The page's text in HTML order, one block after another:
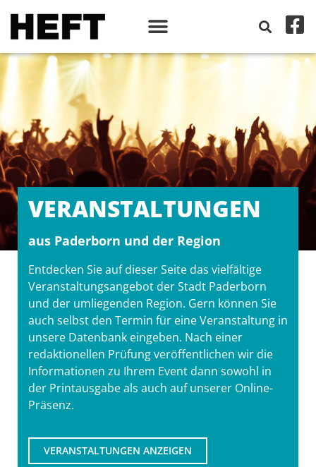
VERANSTALT­UNGEN
aus Paderborn und der Region
Entdecken Sie auf dieser Seite das vielfältige
Veranstaltungsangebot der Stadt Paderborn
und der umliegenden Region. Gern können Sie
auch selbst den Termin für eine Veranstaltung in
unsere Datenbank eingeben. Nach einer
redaktionellen Prüfung veröffentlichen wir die
Informationen zu Ihrem Event dann sowohl in
der Printausgabe als auch auf unserer Online-
Präsenz.
VERANSTALTUNGEN ANZEIGEN